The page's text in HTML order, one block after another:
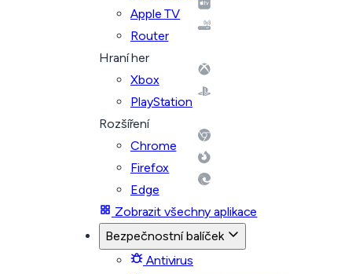
Apple TV
Router
Hraní her
Xbox
PlayStation
Rozšíření
Chrome
Firefox
Edge
Zobrazit všechny aplikace
Bezpečnostní balíček
Antivirus